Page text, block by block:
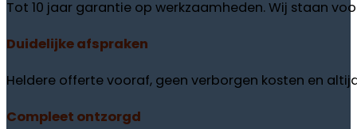
Tot 10 jaar garantie op werkzaamheden. Wij staan
Duidelijkeafspraken
Heldere offerte vooraf, geen verborgen kosten en
Compleet ontzorgd